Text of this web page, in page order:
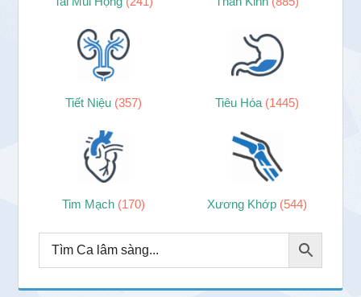
Tiết Niệu (357) Tiêu Hóa (1445)
Tim Mạch (170) Xương Khớp (544)